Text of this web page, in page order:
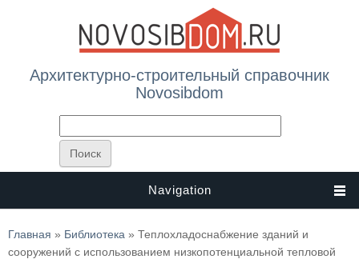
Архитектурно-строительный справочник
Novosibdom
Navigation
Вы здесь
Главная » Библиотека » Теплохладоснабжение зданий и
сооружений с использованием низкопотенциальной тепловой